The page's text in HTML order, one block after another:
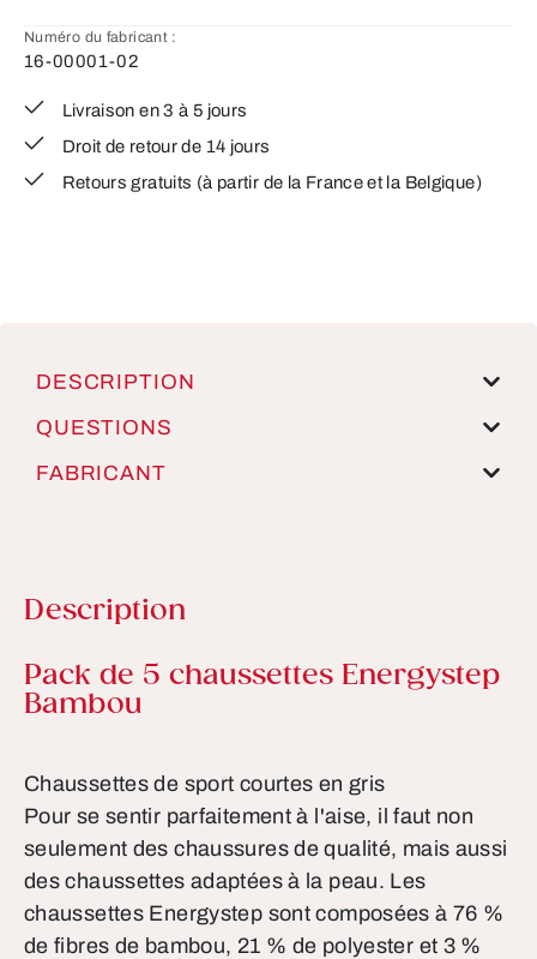
Numéro du fabricant :
16-00001-02
Livraison en 3 à 5 jours
Droit de retour de 14 jours
Retours gratuits (à partir de la France et la Belgique)
DESCRIPTION
QUESTIONS
FABRICANT
Description
Informations sur le produit
Pack de 5 chaussettes Energystep
Bambou
Chaussettes de sport courtes en gris
Pour se sentir parfaitement à l'aise, il faut non
seulement des chaussures de qualité, mais aussi
des chaussettes adaptées à la peau. Les
chaussettes Energystep sont composées à 76 %
de fibres de bambou, 21 % de polyester et 3 %